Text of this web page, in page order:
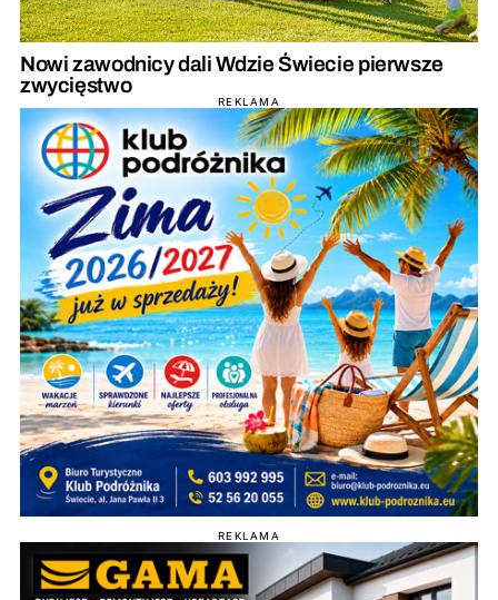
Nowi zawodnicy dali Wdzie Świecie pierwsze
zwycięstwo
REKLAMA
REKLAMA